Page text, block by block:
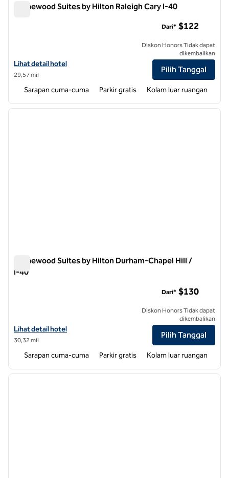
Homewood Suites by Hilton Raleigh Cary I-40
Lihat detail hotel untuk Homewood Suites by Hilton Raleigh Cary I-
Lihat detail hotel
29,57 mil
Dari* $122
Diskon Honors Tidak dapat
dikembalikan
Pilih Tanggal
Sarapan cuma-cuma Parkir gratis Kolam luar ruangan
1 dari 11
Homewood Suites by Hilton Durham-Chapel Hill /
I-40
Lihat detail hotel untuk Homewood Suites by Hilton Durham-Chapel
Lihat detail hotel
30,32 mil
Dari* $130
Diskon Honors Tidak dapat
dikembalikan
Pilih Tanggal
Sarapan cuma-cuma Parkir gratis Kolam luar ruangan
1 dari 11